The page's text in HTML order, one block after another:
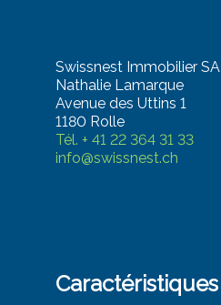
Swissnest Immobilier SA
Nathalie Lamarque
Avenue des Uttins 1
1180 Rolle
Tél. + 41 22 364 31 33
info@swissnest.ch
Caractéristiques